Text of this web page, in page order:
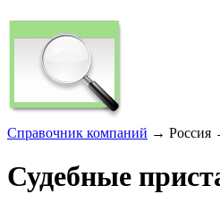
Справочник компаний → Россия
Судебные